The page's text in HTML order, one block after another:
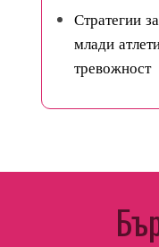
Стратегии
млади
тревожност